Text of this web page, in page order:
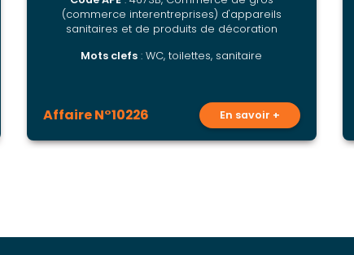
(commerce interentreprises) d'appareils
sanitaires et de produits de décoration
Mots clefs : WC, toilettes, sanitaire
Affaire N°10226 En savoir +